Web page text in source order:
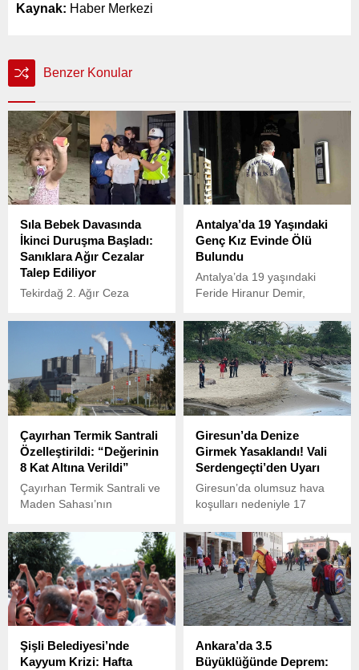
Kaynak: Haber Merkezi
Benzer Konular
Sıla Bebek Davasında
İkinci Duruşma Başladı:
Sanıklara Ağır Cezalar
Talep Ediliyor
Tekirdağ 2. Ağır Ceza
yaşındaki Sıla Yeniçeri’nin
cinsel istismar ve şiddet
sonucu hayatını
kaybetmesine ilişkin
davanın ikinci duruşması
başladı.
Antalya’da 19 Yaşındaki
Genç Kız Evinde Ölü
Bulundu
Antalya’da 19 yaşındaki
Feride Hiranur Demir,
hayatını kaybetti. Olay,
Gençlik Mahallesi 1315
Sokak’taki 5 katlı bir
apartmanın giriş katında
bulunan evde meydana
geldi.
Çayırhan Termik Santrali
Özelleştirildi: “Değerinin
8 Kat Altına Verildi”
Çayırhan Termik Santrali ve
Maden Sahası’nın
aylardır süren eylemlerine
rağmen gerçekleşti.
Giresun’da Denize
Girmek Yasaklandı! Vali
Serdengeçti’den Uyarı
Giresun’da olumsuz hava
koşulları nedeniyle 17
Çarşamba günlerinde
denize girmek yasaklandı.
Şişli Belediyesi’nde
Kayyum Krizi: Hafta
Ankara’da 3.5
Büyüklüğünde Deprem: